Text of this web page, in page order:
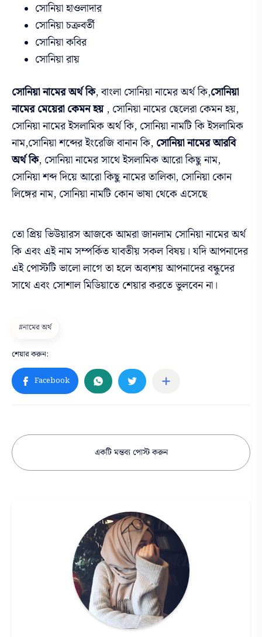
সোনিয়া হাওলাদার
সোনিয়া চক্রবর্তী
সোনিয়া কবির
সোনিয়া রায়
সোনিয়া নামের অর্থ কি, বাংলা সোনিয়া নামের অর্থ কি,সোনিয়া
নামের মেয়েরা কেমন হয়, সোনিয়া নামের ছেলেরা কেমন হয়,
সোনিয়া নামের ইসলামিক অর্থ কি, সোনিয়া নামটি কি ইসলামিক
নাম,সোনিয়া শব্দের ইংরেজি বানান কি, সোনিয়া নামের আরবি
অর্থ কি, সোনিয়া নামের সাথে ইসলামিক আরো কিছু নাম,
সোনিয়া শব্দ দিয়ে আরো কিছু নামের তালিকা, সোনিয়া কোন
লিঙ্গের নাম, সোনিয়া নামটি কোন ভাষা থেকে এসেছে
তো প্রিয় ভিউয়ারস আজকে আমরা জানলাম সোনিয়া নামের অর্থ
কি এবং এই নাম সম্পর্কিত যাবতীয় সকল বিষয়। যদি আপনাদের
এই পোস্টটি ভালো লাগে তা হলে অব্যশয় আপনাদের বন্ধুদের
সাথে এবং সোশাল মিডিয়াতে শেয়ার করতে ভুলবেন না।
একটি মন্তব্য পোস্ট করুন